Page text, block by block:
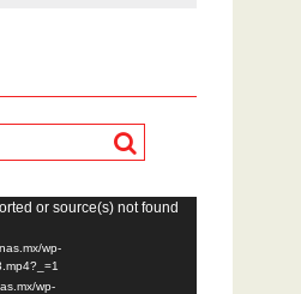
or source(s) not found
wp-
wp-